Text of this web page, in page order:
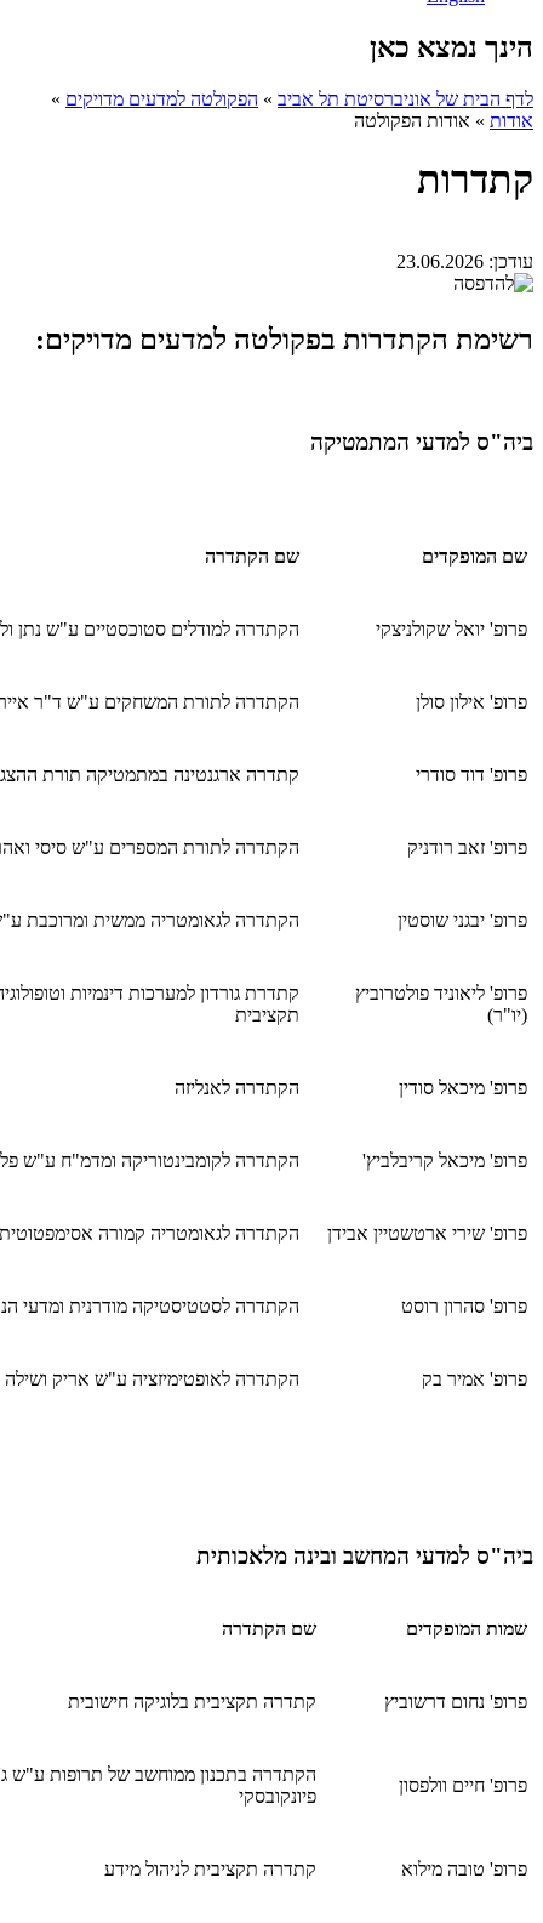
הינך נמצא כאן
לדף הבית של אוניברסיטת תל אביב » הפקולטה למדעים מדויקים »
אודות » אודות הפקולטה
קתדרות
עודכן: 23.06.2026
רשימת הקתדרות בפקולטה למדעים מדויקים:
ביה"ס למדעי המתמטיקה
שם המופקדים שם הקתדרה
פרופ' יואל שקולניצקי הקתדרה למודלים סטוכסטיים ע"ש נתן
פרופ' אילון סולן הקתדרה לתורת המשחקים ע"ש ד"ר
פרופ' דוד סודרי קתדרה ארגנטינה במתמטיקה תורת
פרופ' זאב רודניק הקתדרה לתורת המספרים ע"ש סיסי
פרופ' יבגני שוסטין הקתדרה לגאומטריה ממשית ומרוכבת
פרופ' ליאוניד פולטרוביץ
(יו"ר)
קתדרת גורדון למערכות דינמיות
תקציבית
פרופ' מיכאל סודין הקתדרה לאנליזה
פרופ' מיכאל קריבלביץ' הקתדרה לקומבינטוריקה ומדמ"ח ע"ש
פרופ' שירי ארטשטיין אבידן הקתדרה לגאומטריה קמורה אסימפטוטית
פרופ' סהרון רוסט הקתדרה לסטטיסטיקה מודרנית ומדעי
פרופ' אמיר בק הקתדרה לאופטימיזציה ע"ש אריק ושילה
ביה"ס למדעי המחשב ובינה מלאכותית
שמות המופקדים שם הקתדרה
פרופ' נחום דרשוביץ קתדרה תקציבית בלוגיקה חישובית
פרופ' חיים וולפסון
הקתדרה בתכנון ממוחשב של תרופות ע"ש
פיונקובסקי
פרופ' טובה מילוא קתדרה תקציבית לניהול מידע